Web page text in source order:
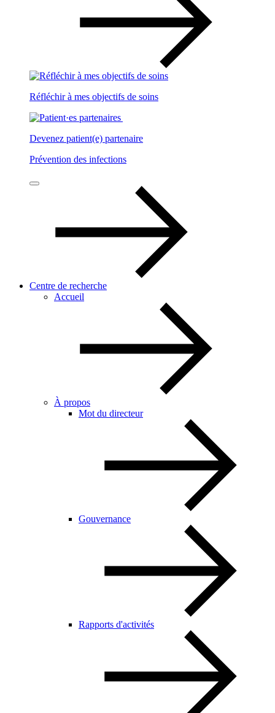
Réfléchir à mes objectifs de soins
Devenez patient(e) partenaire
Prévention des infections
Centre de recherche
Accueil
À propos
Mot du directeur
Gouvernance
Rapports d'activités